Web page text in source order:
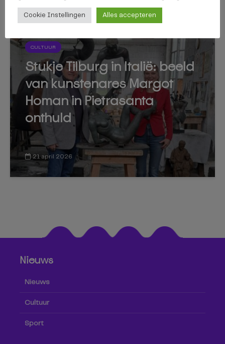
CULTUUR
Stukje Tilburg in Italië: beeld
van kunstenares Margot
Homan in Pietrasanta
onthuld
21 april 2026
Nieuws
Nieuws
Cultuur
Sport
Cookie Instellingen Alles accepteren